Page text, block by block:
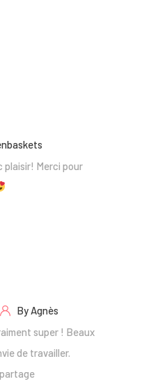
plaisir! Merci pour
By Agnès
super ! Beaux
de travailler.